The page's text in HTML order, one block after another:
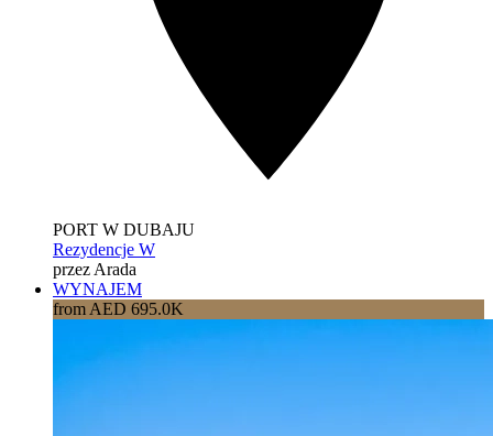
PORT W DUBAJU
Rezydencje W
przez Arada
WYNAJEM
from AED 695.0K